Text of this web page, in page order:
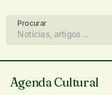
Procurar
Agenda Cultural